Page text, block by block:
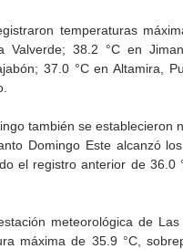
temperaturas
Valverde; 38.2 °C en
37.0 °C en Altamira,
también se establecieron
Domingo Este alcanzó
el registro anterior de 36.0
meteorológica de
máxima de 35.9 °C,